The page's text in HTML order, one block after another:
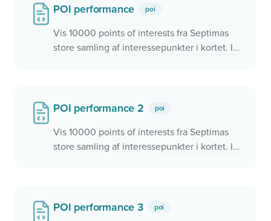
POI performance poi
Vis 10000 points of interests fra Septimas
store samling af interessepunkter i kortet. I
hvis du vil høre mere om denne service.
POI performance 2 poi
Vis 10000 points of interests fra Septimas
store samling af interessepunkter i kortet. I
POI performance 3 poi